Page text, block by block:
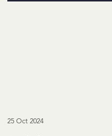
25 Oct 2024